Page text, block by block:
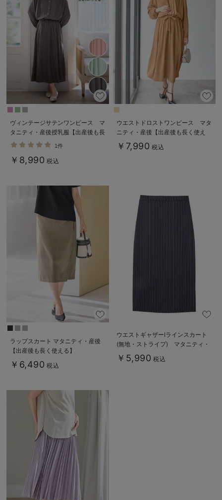
ヴィンテージサテンワンピース マ
タニティ・産後授乳服【出産後も長
く使える】
1件
￥8,990 税込
ウエストドロストワンピース マタ
ニティ・産後【出産後も長く使え
る】
￥7,990 税込
ラップスカート マタニティ・産後
【出産後も長く使える】
￥6,490 税込
ウエストギャザーIラインスカート
(無地・ストライプ) マタニティ・
産後【産後も長く着られる】
￥5,990 税込